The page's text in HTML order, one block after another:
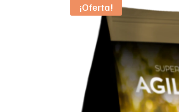
¡Oferta!